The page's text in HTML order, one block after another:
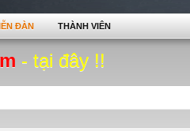
- tại đây !!
ĐÀN THÀNH VIÊN